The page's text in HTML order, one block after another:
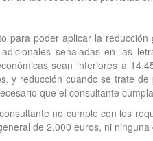
para poder aplicar la
señaladas en las
sean inferiores a
y reducción cuando se trate
que el consultante
no cumple con los
de 2.000 euros, ni